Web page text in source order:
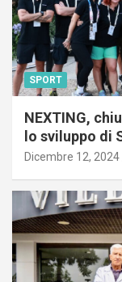
SPORT
NEXTING,
lo sviluppo di
Dicembre 12, 2024